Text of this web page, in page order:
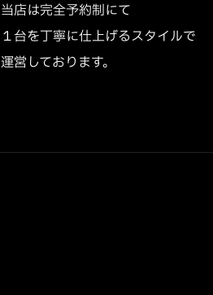
当店は完全予約制にて
１台を丁寧に仕上げるスタイルで
運営しております。